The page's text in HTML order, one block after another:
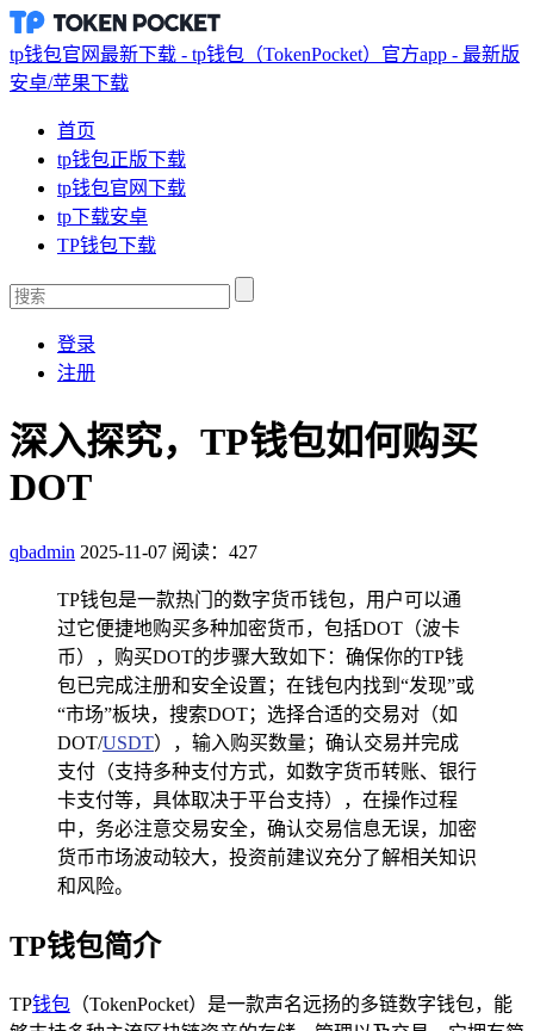
tp钱包官网最新下载 - tp钱包（TokenPocket）官方app - 最新版
安卓/苹果下载
首页
tp钱包正版下载
tp钱包官网下载
tp下载安卓
TP钱包下载
登录
注册
深入探究，TP钱包如何购买
DOT
qbadmin 2025-11-07 阅读：427
TP钱包是一款热门的数字货币钱包，用户可以通
过它便捷地购买多种加密货币，包括DOT（波卡
币），购买DOT的步骤大致如下：确保你的TP钱
包已完成注册和安全设置；在钱包内找到“发现”或
“市场”板块，搜索DOT；选择合适的交易对（如
DOT/USDT），输入购买数量；确认交易并完成
支付（支持多种支付方式，如数字货币转账、银行
卡支付等，具体取决于平台支持），在操作过程
中，务必注意交易安全，确认交易信息无误，加密
货币市场波动较大，投资前建议充分了解相关知识
和风险。
TP钱包简介
TP钱包 （TokenPocket）是一款声名远扬的多链数字钱包，能